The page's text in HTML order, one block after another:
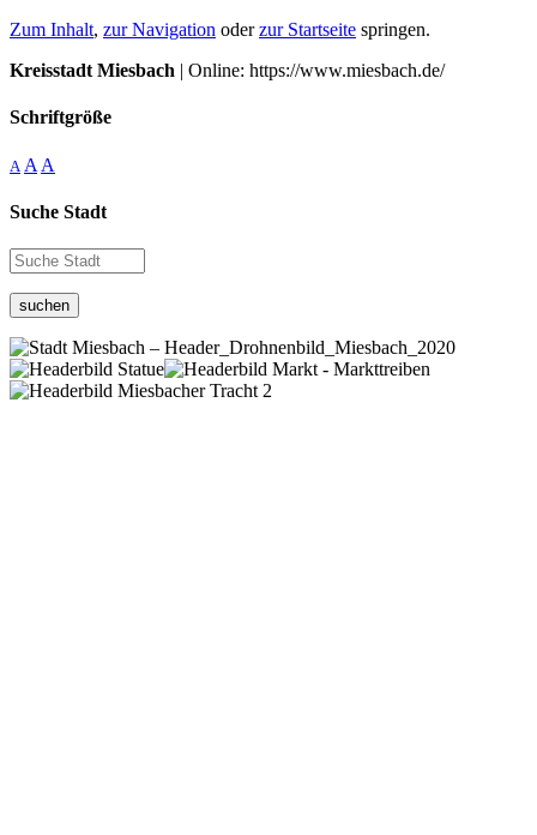
Zum Inhalt, zur Navigation oderzur Startseite springen.
Kreisstadt Miesbach | Online: https://www.miesbach.de/
Schriftgröße
A A A
Suche Stadt
suchen